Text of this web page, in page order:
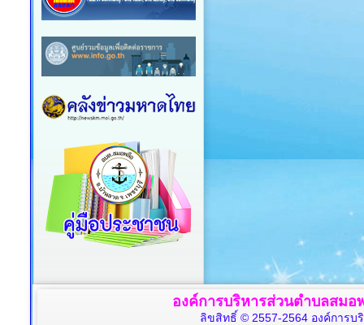
องค์การบริหารส่วนตำบลสมอ
ลิขสิทธิ์ © 2557-2564 องค์การ